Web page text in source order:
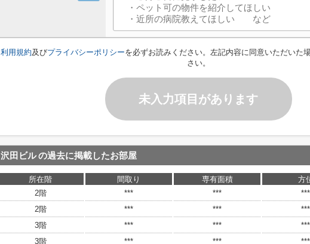
利用規約及びプライバシーポリシーを必ずお読みください。左記内容に同意いただいた
さい。
未入力項目があります
沢田ビルの過去に掲載したお部屋
所在階 間取り 専有面積 方
2階
*** *** ***
2階
*** *** ***
3階
*** *** ***
3階
*** *** ***